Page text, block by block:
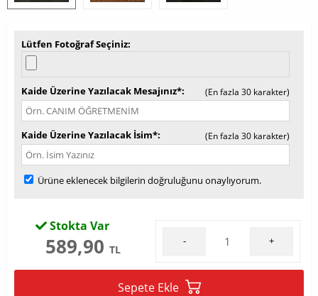
Lütfen Fotoğraf Seçiniz
Kaide Üzerine Yazılacak Mesajınız* (En fazla 30 karakter)
Kaide Üzerine Yazılacak İsim* (En fazla 30 karakter)
Ürüne eklenecek bilgilerin doğruluğunu onaylıyorum.
Stokta Var
589,90 TL
- +
Sepete Ekle